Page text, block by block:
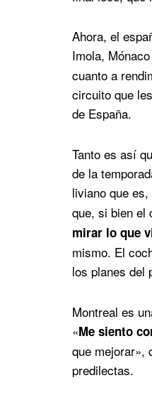
Ahora, el
Imola,
cuanto a
circuito que
de España.
Tanto es así
de la
liviano que
que, si bien el
mirar lo que
mismo. El
los planes del
Montreal es
«Me siento
que mejorar»,
predilectas.